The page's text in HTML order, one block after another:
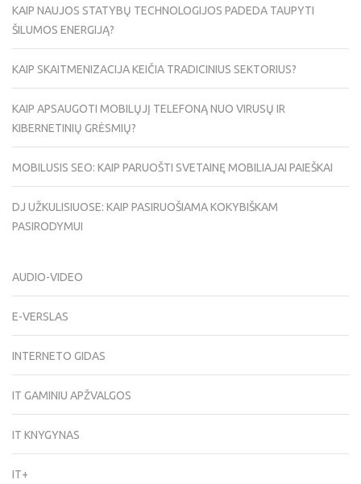
KAIP NAUJOS STATYBŲ TECHNOLOGIJOS PADEDA TAUPYTI
ŠILUMOS ENERGIJĄ?
KAIP SKAITMENIZACIJA KEIČIA TRADICINIUS SEKTORIUS?
KAIP APSAUGOTI MOBILŲJĮ TELEFONĄ NUO VIRUSŲ IR
KIBERNETINIŲ GRĖSMIŲ?
MOBILUSIS SEO: KAIP PARUOŠTI SVETAINĘ MOBILIAJAI PAIEŠKAI
DJ UŽKULISIUOSE: KAIP PASIRUOŠIAMA KOKYBIŠKAM
PASIRODYMUI
AUDIO-VIDEO
E-VERSLAS
INTERNETO GIDAS
IT GAMINIU APŽVALGOS
IT KNYGYNAS
IT+